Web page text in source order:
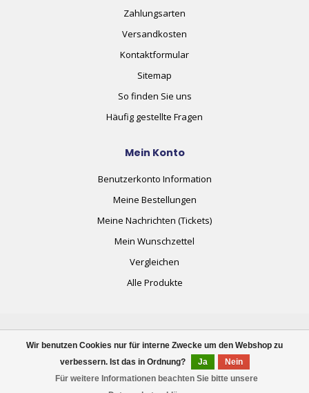
Wir benutzen Cookies nur für interne Zwecke um den Webshop zu
verbessern. Ist das in Ordnung?
Ja
Nein
Für weitere Informationen beachten Sie bitte unsere
Zahlungsarten
Versandkosten
Kontaktformular
Sitemap
So finden Sie uns
Häufig gestellte Fragen
Mein Konto
Benutzerkonto Information
Meine Bestellungen
Meine Nachrichten (Tickets)
Mein Wunschzettel
Vergleichen
Alle Produkte
© Copyright 2026 plug+automate.swiss